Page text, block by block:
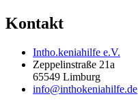
Kontakt
Intho.keniahilfe e.V.
Zeppelinstraße 21a
65549 Limburg
info@inthokeniahilfe.de